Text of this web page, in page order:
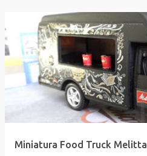
Miniatura Food Truck Melitta